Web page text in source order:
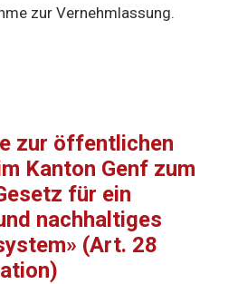
zur Vernehmlassung.
zur öffentlichen
Kanton Genf zum
für ein
nachhaltiges
(Art. 28